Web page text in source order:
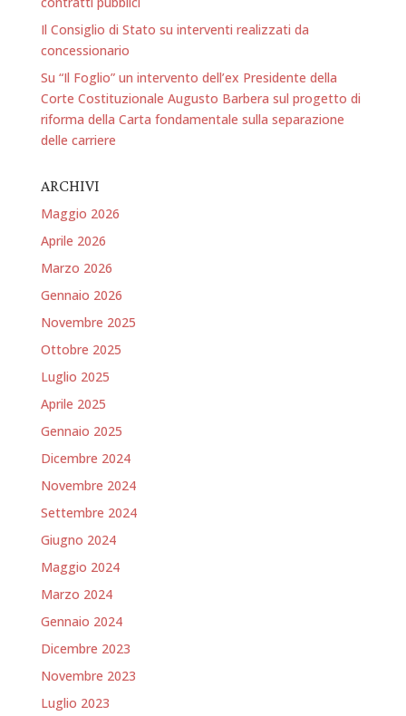
Il Consiglio di Stato su interventi realizzati da
concessionario
Su “Il Foglio” un intervento dell’ex Presidente della
Corte Costituzionale Augusto Barbera sul progetto di
riforma della Carta fondamentale sulla separazione
delle carriere
ARCHIVI
Maggio 2026
Aprile 2026
Marzo 2026
Gennaio 2026
Novembre 2025
Ottobre 2025
Luglio 2025
Aprile 2025
Gennaio 2025
Dicembre 2024
Novembre 2024
Settembre 2024
Giugno 2024
Maggio 2024
Marzo 2024
Gennaio 2024
Dicembre 2023
Novembre 2023
Luglio 2023